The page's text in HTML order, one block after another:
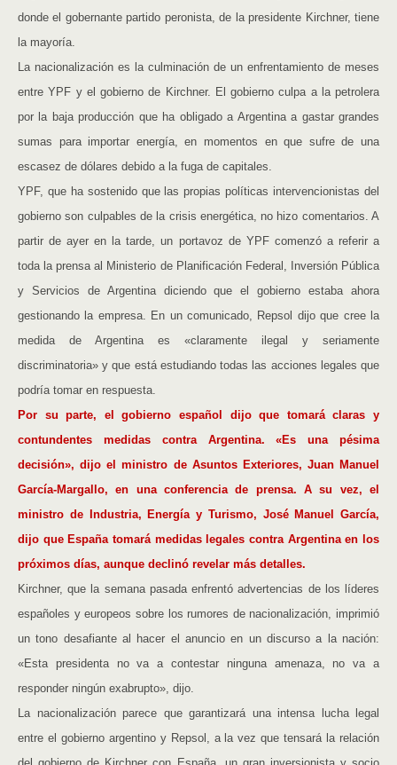
donde el gobernante partido peronista, de la presidente Kirchner, tiene
la mayoría.
La nacionalización es la culminación de un enfrentamiento de meses
entre YPF y el gobierno de Kirchner. El gobierno culpa a la petrolera
por la baja producción que ha obligado a Argentina a gastar grandes
sumas para importar energía, en momentos en que sufre de una
escasez de dólares debido a la fuga de capitales.
YPF, que ha sostenido que las propias políticas intervencionistas del
gobierno son culpables de la crisis energética, no hizo comentarios. A
partir de ayer en la tarde, un portavoz de YPF comenzó a referir a
toda la prensa al Ministerio de Planificación Federal, Inversión Pública
y Servicios de Argentina diciendo que el gobierno estaba ahora
gestionando la empresa. En un comunicado, Repsol dijo que cree la
medida de Argentina es «claramente ilegal y seriamente
discriminatoria» y que está estudiando todas las acciones legales que
podría tomar en respuesta.
Por su parte, el gobierno español dijo que tomará claras y
contundentes medidas contra Argentina. «Es una pésima
decisión», dijo el ministro de Asuntos Exteriores, Juan Manuel
García-Margallo, en una conferencia de prensa. A su vez, el
ministro de Industria, Energía y Turismo, José Manuel García,
dijo que España tomará medidas legales contra Argentina en los
próximos días, aunque declinó revelar más detalles.
Kirchner, que la semana pasada enfrentó advertencias de los líderes
españoles y europeos sobre los rumores de nacionalización, imprimió
un tono desafiante al hacer el anuncio en un discurso a la nación:
«Esta presidenta no va a contestar ninguna amenaza, no va a
responder ningún exabrupto», dijo.
La nacionalización parece que garantizará una intensa lucha legal
entre el gobierno argentino y Repsol, a la vez que tensará la relación